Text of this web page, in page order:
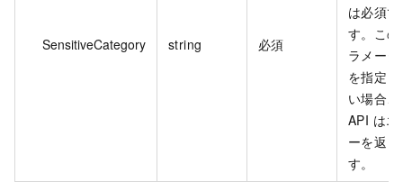
SensitiveCategory string 必須
は必須で
す。この
ラメー
を指定
い場合、
API はエ
ーを返
す。